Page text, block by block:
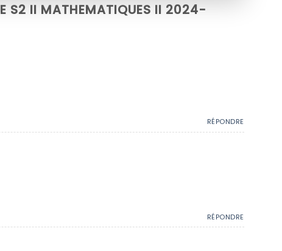
S2 II MATHEMATIQUES II 2024-
RÉPONDRE
RÉPONDRE